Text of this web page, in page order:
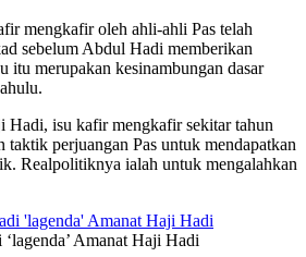
mengkafir oleh ahli-ahli Pas telah
sebelum Abdul Hadi memberikan
itu merupakan kesinambungan dasar
Hadi, isu kafir mengkafir sekitar tahun
taktik perjuangan Pas untuk mendapatkan
Realpolitiknya ialah untuk mengalahkan
Amanat Haji Hadi